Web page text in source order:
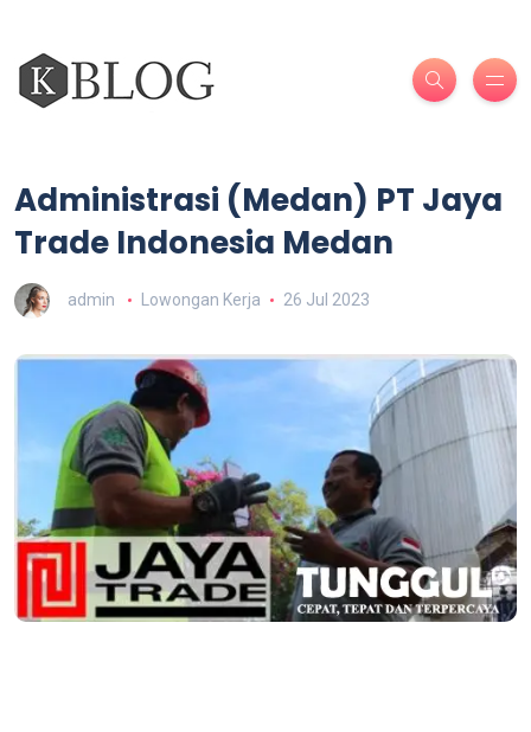
Administrasi (Medan) PT Jaya
Trade Indonesia Medan
admin Lowongan Kerja 26 Jul 2023